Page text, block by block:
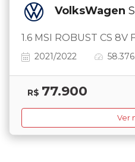
VolksWagen
1.6 MSI ROBUST CS 8V
2021/2022
R$ 77.900
Ver